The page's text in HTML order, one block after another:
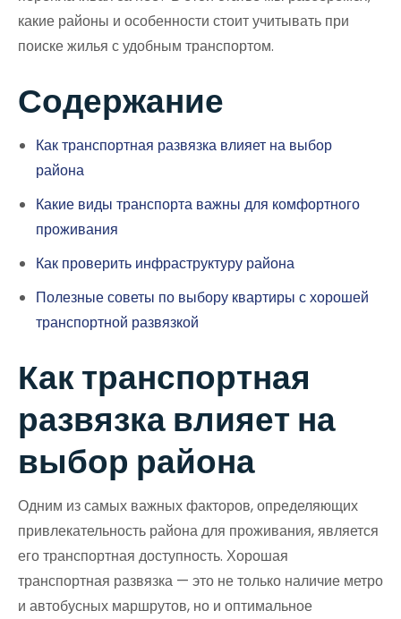
какие районы и особенности стоит учитывать при
поиске жилья с удобным транспортом.
Содержание
Как транспортная развязка влияет на выбор
района
Какие виды транспорта важны для комфортного
проживания
Как проверить инфраструктуру района
Полезные советы по выбору квартиры с хорошей
транспортной развязкой
Как транспортная
развязка влияет на
выбор района
Одним из самых важных факторов, определяющих
привлекательность района для проживания, является
его транспортная доступность. Хорошая
транспортная развязка — это не только наличие метро
и автобусных маршрутов, но и оптимальное